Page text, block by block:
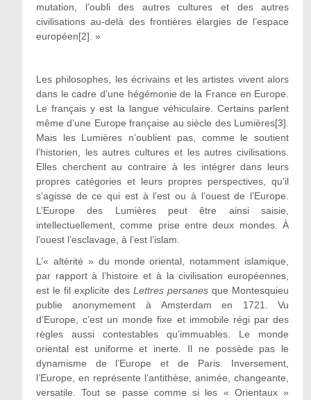
mutation, l’oubli des autres cultures et des autres
civilisations au-delà des frontières élargies de l’espace
européen[2]. »
Les philosophes, les écrivains et les artistes vivent alors
dans le cadre d’une hégémonie de la France en Europe.
Le français y est la langue véhiculaire. Certains parlent
même d’une Europe française au siècle des Lumières[3].
Mais les Lumières n’oublient pas, comme le soutient
l’historien, les autres cultures et les autres civilisations.
Elles cherchent au contraire à les intégrer dans leurs
propres catégories et leurs propres perspectives, qu’il
s’agisse de ce qui est à l’est ou à l’ouest de l’Europe.
L’Europe des Lumières peut être ainsi saisie,
intellectuellement, comme prise entre deux mondes. À
l’ouest l’esclavage, à l’est l’islam.
L’« altérité » du monde oriental, notamment islamique,
par rapport à l’histoire et à la civilisation européennes,
est le fil explicite des Lettres persanesque Montesquieu
publie anonymement à Amsterdam en 1721. Vu
d’Europe, c’est un monde fixe et immobile régi par des
règles aussi contestables qu’immuables. Le monde
oriental est uniforme et inerte. Il ne possède pas le
dynamisme de l’Europe et de Paris. Inversement,
l’Europe, en représente l’antithèse, animée, changeante,
versatile. Tout se passe comme si les « Orientaux »